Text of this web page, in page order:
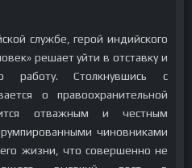
службе, герой индийского
решает уйти в отставку и
работу. Столкнувшись с
о правоохранительной
отважным и честным
чиновниками
жизни, что совершенно не